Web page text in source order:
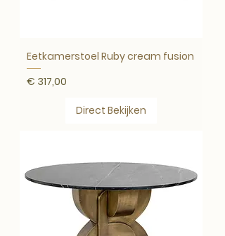
Eetkamerstoel Ruby cream fusion
Prijs
€ 317,00
Direct Bekijken